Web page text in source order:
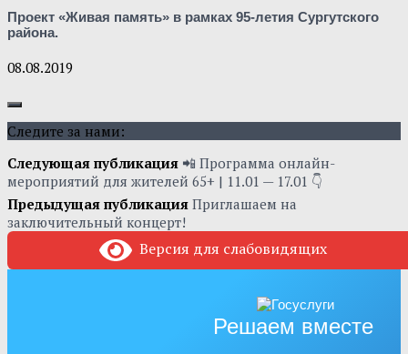
Проект «Живая память» в рамках 95-летия Сургутского
района.
08.08.2019
Следите за нами:
Следующая публикация 📲 Программа онлайн-
мероприятий для жителей 65+ | 11.01 — 17.01 👇
Предыдущая публикация Приглашаем на
заключительный концерт!
Версия для слабовидящих
Решаем вместе